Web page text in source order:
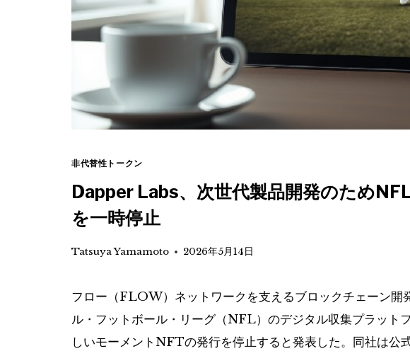
非代替性トークン
Dapper Labs、次世代製品開発のため
を一時停止
Tatsuya Yamamoto 2026年5月14日
フロー（FLOW）ネットワークを支えるブロックチェーン
ル・フットボール・リーグ（NFL）のデジタル収集プラッ
しいモーメントNFTの発行を停止すると発表した。同社は公